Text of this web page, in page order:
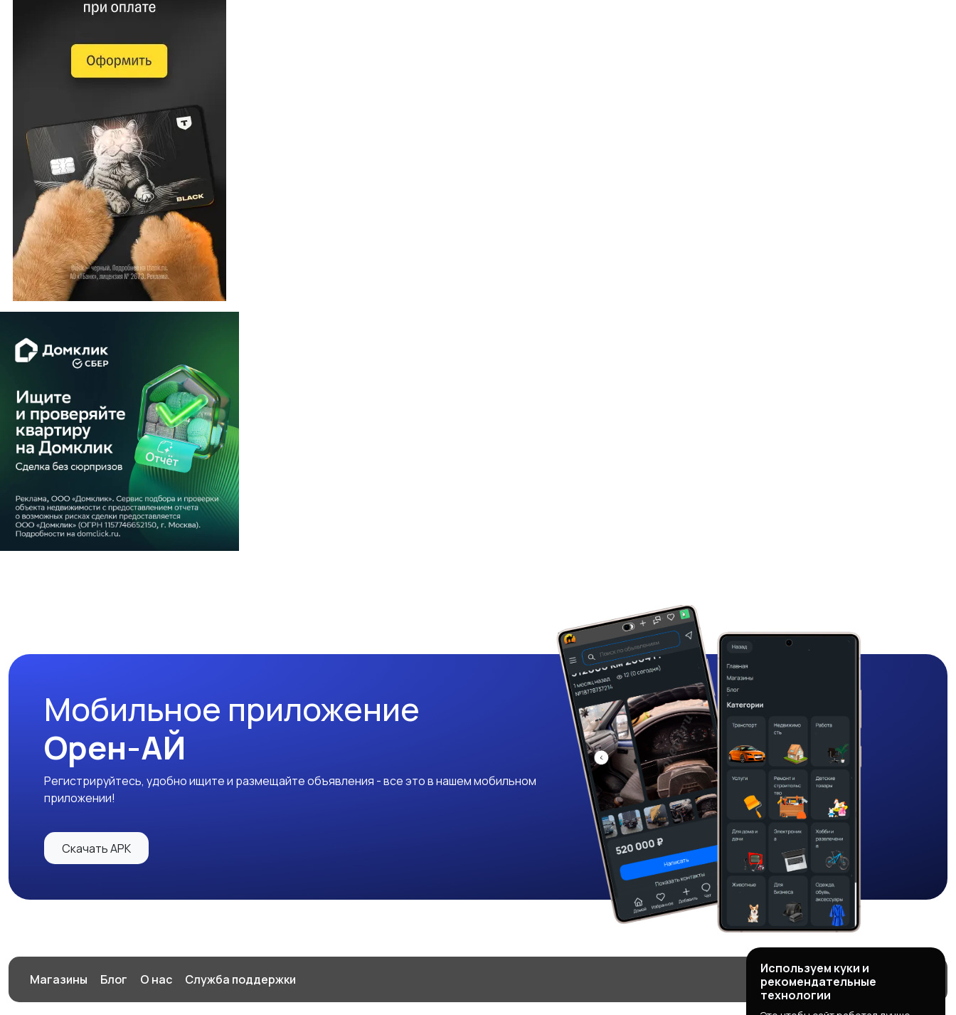
Мобильное приложение
Орен-АЙ
Регистрируйтесь, удобно ищите и размещайте объявления - все это в нашем мобильном
приложении!
Скачать APK
Магазины Блог О нас Служба поддержки
Используем куки и
рекомендательные
технологии